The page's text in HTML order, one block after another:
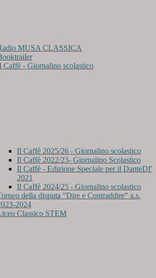
MUSA CLASSICA
Caffè - Giornalino scolastico
Il Caffè 2025/26 - Giornalino scolastico
Il Caffè 2022/23- Giornalino Scolastico
Il Caffè - Edizione Speciale per il DanteDI'
2021
Il Caffè 2024/25 - Giornalino scolastico
della disputa "Dire e Contraddire" a.s.
2024
Classico STEM